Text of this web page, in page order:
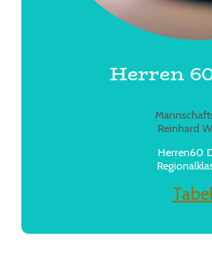
Herren
Reinhard
Herren60